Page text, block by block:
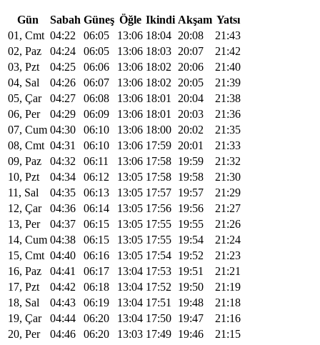
Gün Sabah Güneş Öğle Ikindi Akşam Yatsı
01, Cmt 04:22 06:05 13:06 18:04 20:08
21:43
02, Paz
04:24 06:05 13:06 18:03 20:07
21:42
03, Pzt
04:25 06:06 13:06 18:02 20:06
21:40
04, Sal
04:26 06:07 13:06 18:02 20:05
21:39
05, Çar
04:27 06:08 13:06 18:01 20:04
21:38
06, Per
04:29 06:09 13:06 18:01 20:03
21:36
07, Cum 04:30 06:10 13:06 18:00 20:02
21:35
08, Cmt 04:31 06:10 13:06 17:59 20:01
21:33
09, Paz
04:32 06:11 13:06 17:58 19:59
21:32
10, Pzt
04:34 06:12 13:05 17:58 19:58
21:30
11, Sal
04:35 06:13 13:05 17:57 19:57
21:29
12, Çar
04:36 06:14 13:05 17:56 19:56
21:27
13, Per
04:37 06:15 13:05 17:55 19:55
21:26
14, Cum 04:38 06:15 13:05 17:55 19:54
21:24
15, Cmt 04:40 06:16 13:05 17:54 19:52
21:23
16, Paz
04:41 06:17 13:04 17:53 19:51
21:21
17, Pzt
04:42 06:18 13:04 17:52 19:50
21:19
18, Sal
04:43 06:19 13:04 17:51 19:48
21:18
19, Çar
04:44 06:20 13:04 17:50 19:47
21:16
20, Per
04:46 06:20 13:03 17:49 19:46
21:15